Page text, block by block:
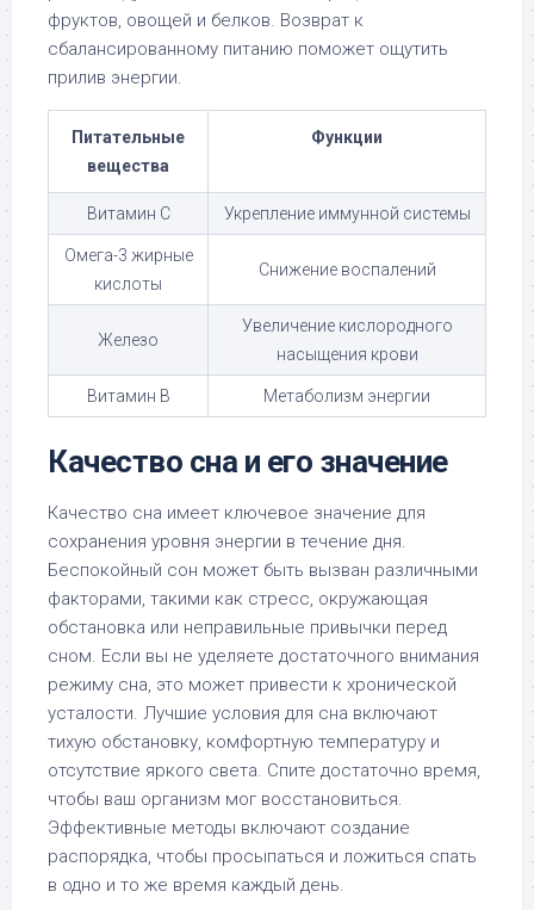
фруктов, овощей и белков. Возврат к
сбалансированному питанию поможет ощутить
прилив энергии.
Питательные
вещества
Функции
Витамин C Укрепление иммунной системы
Омега-3 жирные
кислоты
Снижение воспалений
Железо
Увеличение кислородного
насыщения крови
Витамин B Метаболизм энергии
Качество сна и его значение
Качество сна имеет ключевое значение для
сохранения уровня энергии в течение дня.
Беспокойный сон может быть вызван различными
факторами, такими как стресс, окружающая
обстановка или неправильные привычки перед
сном. Если вы не уделяете достаточного внимания
режиму сна, это может привести к хронической
усталости. Лучшие условия для сна включают
тихую обстановку, комфортную температуру и
отсутствие яркого света. Спите достаточно время,
чтобы ваш организм мог восстановиться.
Эффективные методы включают создание
распорядка, чтобы просыпаться и ложиться спать
в одно и то же время каждый день.